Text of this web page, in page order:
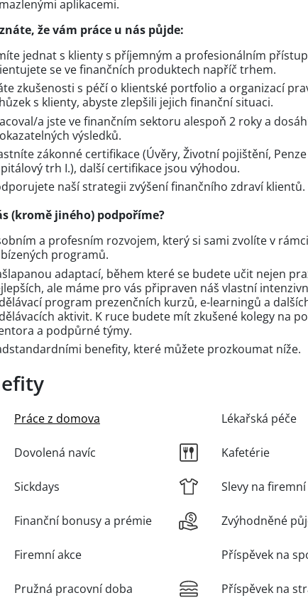
aplikacemi.
že vám práce u nás půjde:
jednat s klienty s příjemným a profesionálním
se ve finančních produktech napříč trhem.
zkušenosti s péčí o klientské portfolio a organizací
s klienty, abyste zlepšili jejich finanční situaci.
a jste ve finančním sektoru alespoň 2 roky a
výsledků.
zákonné certifikace (Úvěry, Životní pojištění, Penze
trh I.), další certifikace jsou výhodou.
naší strategii zvýšení finančního zdraví klientů.
(kromě jiného) podpoříme?
a profesním rozvojem, který si sami zvolíte v rámci
programů.
adaptací, během které se budete učit nejen
ale máme pro vás připraven náš vlastní
program prezenčních kurzů, e-learningů a
aktivit. K ruce budete mít zkušené kolegy na
a podpůrné týmy.
benefity, které můžete prozkoumat níže.
Práce z domova
Dovolená navíc
Sickdays
Finanční bonusy a prémie
Firemní akce
Pružná pracovní doba
Lékařská péče
Kafetérie
Slevy na
Zvýhodněné
Příspěvek na
Příspěvek na